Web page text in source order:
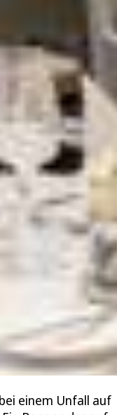
einem Unfall auf